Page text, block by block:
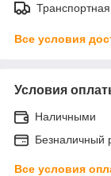
Все условия
Условия
Наличными
Безналичный
Все условия